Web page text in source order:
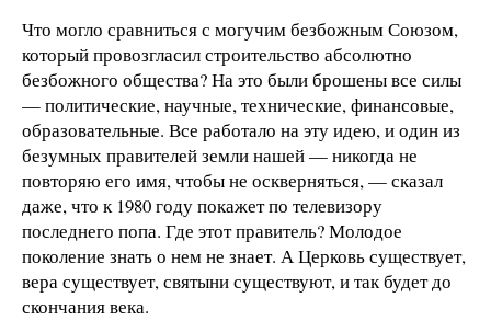
Что могло сравниться с могучим безбожным Союзом,
который провозгласил строительство абсолютно
безбожного общества? На это были брошены все силы
— политические, научные, технические, финансовые,
образовательные. Все работало на эту идею, и один из
безумных правителей земли нашей — никогда не
повторяю его имя, чтобы не оскверняться, — сказал
даже, что к 1980 году покажет по телевизору
последнего попа. Где этот правитель? Молодое
поколение знать о нем не знает. А Церковь существует,
вера существует, святыни существуют, и так будет до
скончания века.